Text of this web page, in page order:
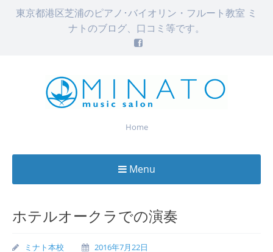
東京都港区芝浦のピアノ･バイオリン・フルート教室 ミ
ナトのブログ、口コミ等です。
Home
Menu
content
ホテルオークラでの演奏
ミナト本校 2016年7月22日